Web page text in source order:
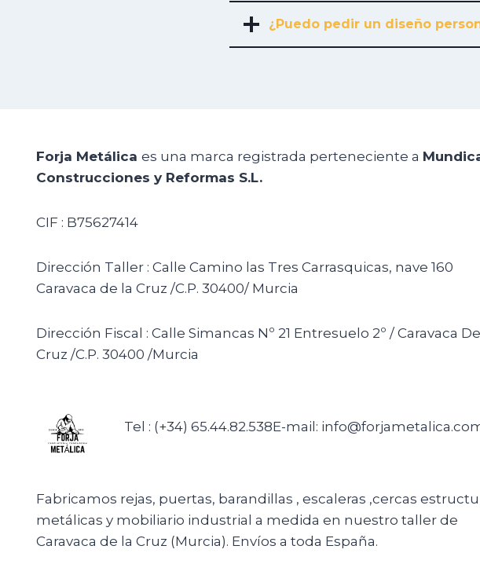
¿Puedo pedir un diseño
Forja Metálica es una marca registrada perteneciente a
Construcciones y Reformas S.L.
CIF : B75627414
Dirección Taller : Calle Camino las Tres Carrasquicas, nave 160
Caravaca de la Cruz /C.P. 30400/ Murcia
Dirección Fiscal : Calle Simancas Nº 21 Entresuelo 2º / Caravaca
Cruz /C.P. 30400 /Murcia
Tel : (+34) 65.44.82.538E-mail:
Fabricamos rejas, puertas, barandillas , escaleras ,cercas
metálicas y mobiliario industrial a medida en nuestro taller de
Caravaca de la Cruz (Murcia). Envíos a toda España.